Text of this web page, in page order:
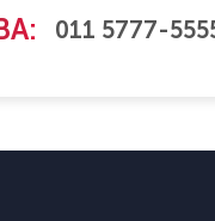
011 5777-